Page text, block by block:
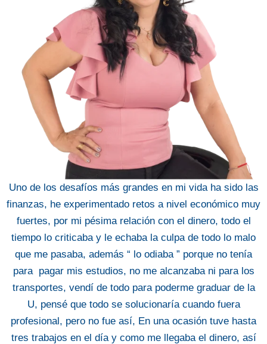
Uno de los desafíos más grandes en mi vida ha sido las
finanzas, he experimentado retos a nivel económico muy
fuertes, por mi pésima relación con el dinero, todo el
tiempo lo criticaba y le echaba la culpa de todo lo malo
que me pasaba, además “ lo odiaba ” porque no tenía
para pagar mis estudios, no me alcanzaba ni para los
transportes, vendí de todo para poderme graduar de la
U, pensé que todo se solucionaría cuando fuera
profesional, pero no fue así, En una ocasión tuve hasta
tres trabajos en el día y como me llegaba el dinero, así